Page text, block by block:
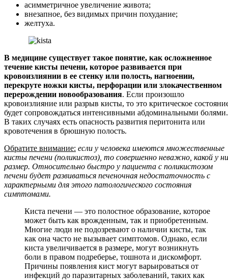
асимметричное увеличение живота;
внезапное, без видимых причин похудание;
желтуха.
В медицине существует такое понятие, как осложненное
течение кисты печени, которое развивается при
кровоизлиянии в ее стенку или полость, нагноении,
перекруте ножки кисты, перфорации или злокачественном
перерождении новообразования. Если произошло
кровоизлияние или разрыв кисты, то это критическое
будет сопровождаться интенсивными абдоминальными болями.
В таких случаях есть опасность развития перитонита или
кровотечения в брюшную полость.
Обратите внимание: если у человека имеются множественные
кисты печени (поликистоз), то совершенно неважно, какой у
размер. Относительно быстро у пациента с поликистозом
печени будет развиваться печеночная недостаточность с
характерными для этого патологического состояния
симптомами.
Киста печени — это полостное образование, которое
может быть как врожденным, так и приобретенным.
Многие люди не подозревают о наличии кисты, так
как она часто не вызывает симптомов. Однако, если
киста увеличивается в размере, могут возникнуть
боли в правом подреберье, тошнота и дискомфорт.
Причины появления кист могут варьироваться от
инфекций до паразитарных заболеваний, таких как